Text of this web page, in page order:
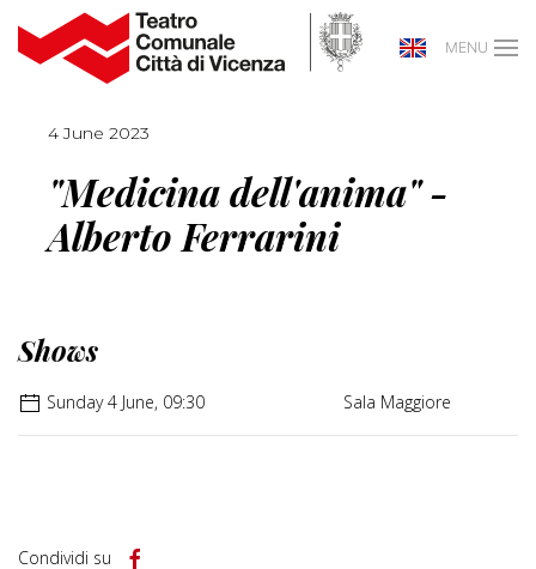
MENU
4 June 2023
"Medicina dell'anima" -
Alberto Ferrarini
Shows
Sunday 4 June, 09:30 Sala Maggiore
Condividi su